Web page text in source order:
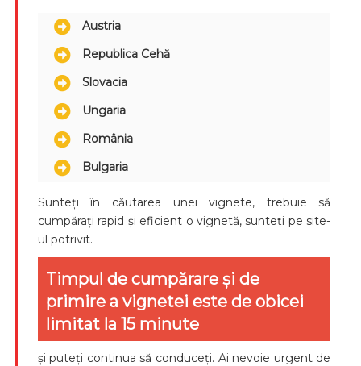
Austria
Republica Cehă
Slovacia
Ungaria
România
Bulgaria
Sunteți în căutarea unei vignete, trebuie să
cumpărați rapid și eficient o vignetă, sunteți pe site-
ul potrivit.
Timpul de cumpărare și de
primire a vignetei este de obicei
limitat la 15 minute
și puteți continua să conduceți. Ai nevoie urgent de